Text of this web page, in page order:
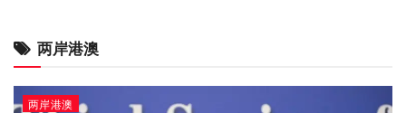
两岸港澳
两岸港澳